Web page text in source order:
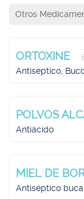
Otros
ORTOXINE
Antiséptico,
POLVOS
Antiácido
MIEL DE
Antiséptico